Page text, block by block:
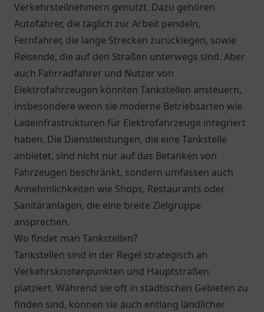
Verkehrsteilnehmern genutzt. Dazu gehören
Autofahrer, die täglich zur Arbeit pendeln,
Fernfahrer, die lange Strecken zurücklegen, sowie
Reisende, die auf den Straßen unterwegs sind. Aber
auch Fahrradfahrer und Nutzer von
Elektrofahrzeugen könnten Tankstellen ansteuern,
insbesondere wenn sie moderne Betriebsarten wie
Ladeinfrastrukturen für Elektrofahrzeuge integriert
haben. Die Dienstleistungen, die eine Tankstelle
anbietet, sind nicht nur auf das Betanken von
Fahrzeugen beschränkt, sondern umfassen auch
Annehmlichkeiten wie Shops, Restaurants oder
Sanitäranlagen, die eine breite Zielgruppe
ansprechen.
Wo findet man Tankstellen?
Tankstellen sind in der Regel strategisch an
Verkehrsknotenpunkten und Hauptstraßen
platziert. Während sie oft in städtischen Gebieten zu
finden sind, können sie auch entlang ländlicher